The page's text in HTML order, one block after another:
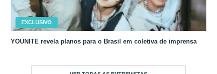
EXCLUSIVO
YOUNITE revela planos para o Brasil em coletiva de imprensa